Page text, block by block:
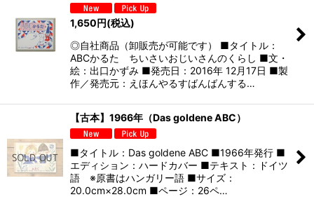
1,650円(税込)
◎自社商品（卸販売が可能です） ■タイトル：
ABCかるた ちいさいおじいさんのくらし ■文・
絵：出口かずみ ■発売日：2016年 12月17日 ■製
作／発売元：えほんやるすばんばんする…
【古本】1966年（Das goldene ABC）
■タイトル：Das goldene ABC ■1966年発行 ■
エディション：ハードカバー ■テキスト：ドイツ
語 ※原書はハンガリー語 ■サイズ：
20.0cm×28.0cm ■ページ：26ペ…